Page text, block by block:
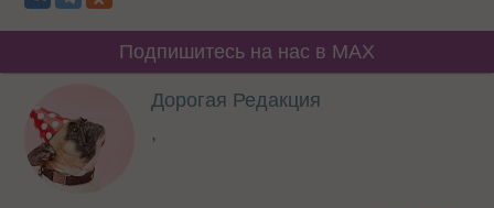
Подпишитесь на нас в MAX
Дорогая Редакция
,